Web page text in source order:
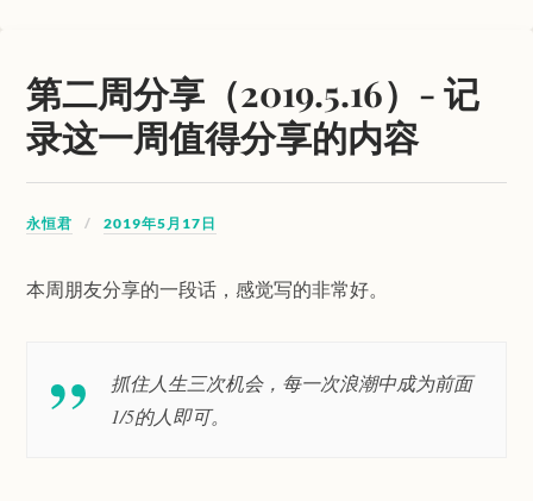
第二周分享（2019.5.16）- 记
录这一周值得分享的内容
永恒君 2019年5月17日
本周朋友分享的一段话，感觉写的非常好。
抓住人生三次机会，每一次浪潮中成为前面
1/5的人即可。